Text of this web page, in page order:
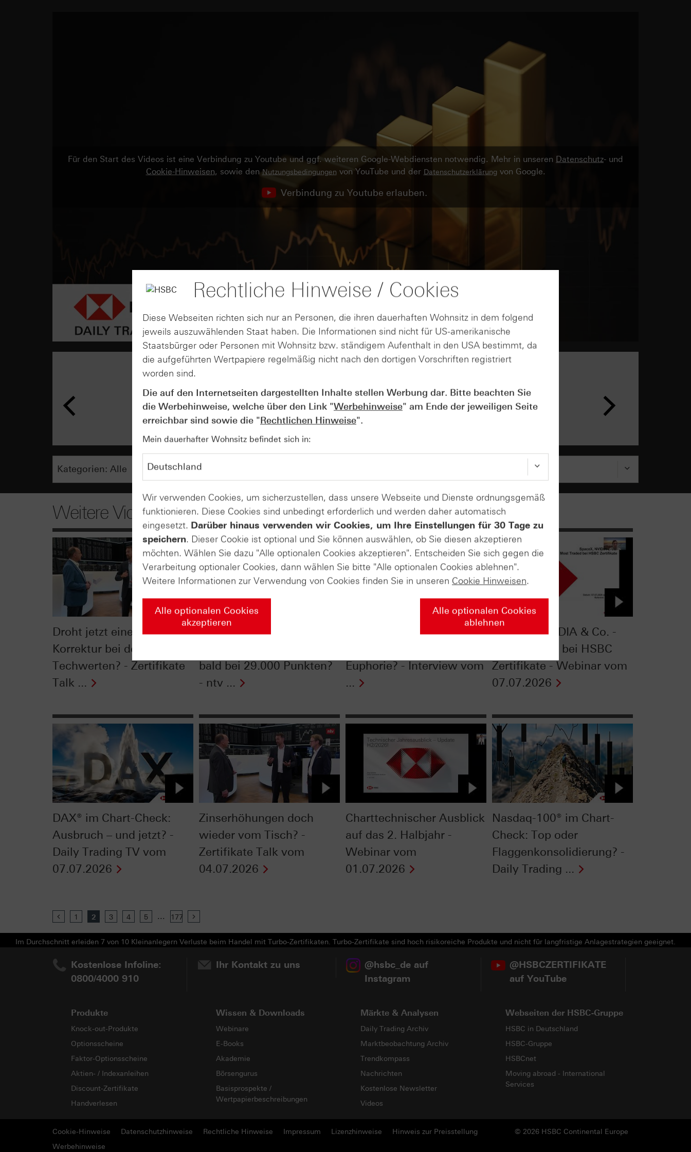
Für den Start des Videos ist eine Verbindung zu Youtube und ggf. weiteren Google-Webdiensten notwendig. Mehr in unseren Datenschutz- und
Cookie-Hinweisen, sowie denNutzungsbedingungen von YouTube und der Datenschutzerklärung von Google.
Verbindung zu Youtube erlauben.
07
Wie lange bleibt der DAX® in
Rekordlaune? - ntv Zertifikate
07.08.26
Weitere Videos
Droht jetzt eine größere
Korrektur bei den
Techwerten? - Zertifikate
Talk ...
"Globale Champions mit
bald bei 29.000 Punkten?
- ntv ...
DAX® bei 25.000 Punkten:
Euphorie? - Interview vom
...
SpaceX, NVIDIA & Co. -
Most Traded bei HSBC
Zertifikate - Webinar vom
07.07.2026
DAX® im Chart-Check:
Ausbruch – und jetzt? -
Daily Trading TV vom
07.07.2026
Zinserhöhungen doch
wieder vom Tisch? -
Zertifikate Talk vom
04.07.2026
Charttechnischer Ausblick
auf das 2. Halbjahr -
Webinar vom
01.07.2026
Nasdaq-100® im Chart-
Check: Top oder
Flaggenkonsolidierung? -
Daily Trading ...
Previous
1 2 3 4 5 ... 177
Im Durchschnitt erleiden 7 von 10 Kleinanlegern Verluste beim Handel mit Turbo-Zertifikaten. Turbo-Zertifikate sind hoch risikoreiche Produkte und nicht für langfristige Anlagestrategien geeignet.
Kostenlose Infoline:
0800/4000 910
Ihr Kontakt zu uns
@hsbc_de auf
Instagram
@HSBCZERTIFIKATE
auf YouTube
Produkte
Knock-out-Produkte
Optionsscheine
Faktor-Optionsscheine
Aktien- / Indexanleihen
Discount-Zertifikate
Handverlesen
Wissen & Downloads
Webinare
E-Books
Akademie
Börsengurus
Basisprospekte /
Wertpapierbeschreibungen
Märkte & Analysen
Daily Trading Archiv
Marktbeobachtung Archiv
Trendkompass
Nachrichten
Kostenlose Newsletter
Videos
Webseiten der HSBC-Gruppe
HSBC in Deutschland
HSBC-Gruppe
HSBCnet
Moving abroad - International
Services
Cookie-Hinweise Datenschutzhinweise Rechtliche Hinweise Impressum Lizenzhinweise © 2026 HSBC Continental Europe
Hinweis zur Preisstellung
Werbehinweise
Rechtliche Hinweise / Cookies
Diese Webseiten richten sich nur an Personen, die ihren dauerhaften Wohnsitz in dem folgend
jeweils auszuwählenden Staat haben. Die Informationen sind nicht für US-amerikanische
Staatsbürger oder Personen mit Wohnsitz bzw. ständigem Aufenthalt in den USA bestimmt, da
die aufgeführten Wertpapiere regelmäßig nicht nach den dortigen Vorschriften registriert
worden sind.
Die auf den Internetseiten dargestellten Inhalte stellen Werbung dar. Bitte beachten Sie
die Werbehinweise, welche über den Link "Werbehinweise" am Ende der jeweiligen Seite
erreichbar sind sowie die "Rechtlichen Hinweise".
Mein dauerhafter Wohnsitz befindet sich in:
Wir verwenden Cookies, um sicherzustellen, dass unsere Webseite und Dienste ordnungsgemäß
funktionieren. Diese Cookies sind unbedingt erforderlich und werden daher automatisch
eingesetzt. Darüber hinaus verwenden wir Cookies, um Ihre Einstellungen für 30 Tage zu
speichern. Dieser Cookie ist optional und Sie können auswählen, ob Sie diesen akzeptieren
möchten. Wählen Sie dazu "Alle optionalen Cookies akzeptieren". Entscheiden Sie sich gegen die
Verarbeitung optionaler Cookies, dann wählen Sie bitte "Alle optionalen Cookies ablehnen".
Weitere Informationen zur Verwendung von Cookies finden Sie in unseren Cookie Hinweisen.
Alle optionalen Cookies
akzeptieren
Alle optionalen Cookies
ablehnen